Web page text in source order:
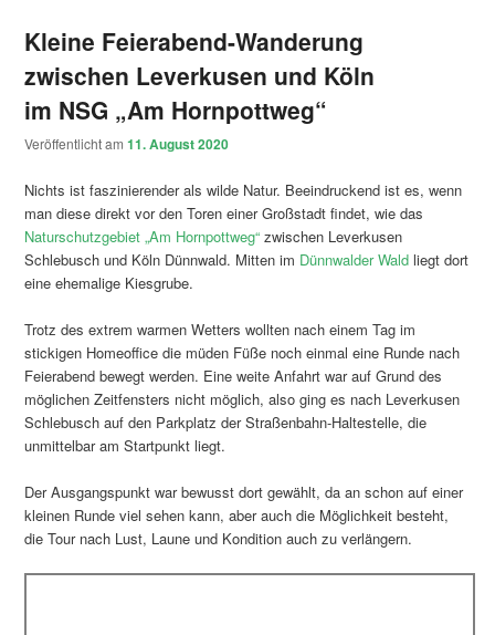
Kleine Feierabend-Wanderung
zwischen Leverkusen und Köln
im NSG „Am Hornpottweg“
Veröffentlicht am11. August 2020
Nichts ist faszinierender als wilde Natur. Beeindruckend ist es, wenn
man diese direkt vor den Toren einer Großstadt findet, wie das
Naturschutzgebiet „Am Hornpottweg“ zwischen Leverkusen
Schlebusch und Köln Dünnwald. Mitten im Dünnwalder Wald liegt dort
eine ehemalige Kiesgrube.
Trotz des extrem warmen Wetters wollten nach einem Tag im
stickigen Homeoffice die müden Füße noch einmal eine Runde nach
Feierabend bewegt werden. Eine weite Anfahrt war auf Grund des
möglichen Zeitfensters nicht möglich, also ging es nach Leverkusen
Schlebusch auf den Parkplatz der Straßenbahn-Haltestelle, die
unmittelbar am Startpunkt liegt.
Der Ausgangspunkt war bewusst dort gewählt, da an schon auf einer
kleinen Runde viel sehen kann, aber auch die Möglichkeit besteht,
die Tour nach Lust, Laune und Kondition auch zu verlängern.